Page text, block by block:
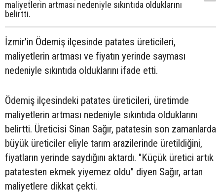
maliyetlerin artması nedeniyle sıkıntıda olduklarını
belirtti.
İzmir'in Ödemiş ilçesinde patates üreticileri,
maliyetlerin artması ve fiyatın yerinde sayması
nedeniyle sıkıntıda olduklarını ifade etti.
Ödemiş ilçesindeki patates üreticileri, üretimde
maliyetlerin artması nedeniyle sıkıntıda olduklarını
belirtti. Üreticisi Sinan Sağır, patatesin son zamanlarda
büyük üreticiler eliyle tarım arazilerinde üretildiğini,
fiyatların yerinde saydığını aktardı. "Küçük üretici artık
patatesten ekmek yiyemez oldu" diyen Sağır, artan
maliyetlere dikkat çekti.